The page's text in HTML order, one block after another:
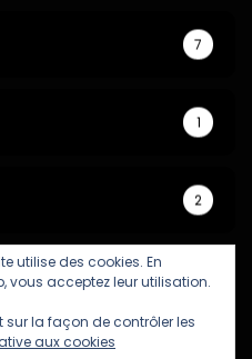
7
1
2
5
utilise des cookies. En
vous acceptez leur utilisation.
sur la façon de contrôler les
aux cookies